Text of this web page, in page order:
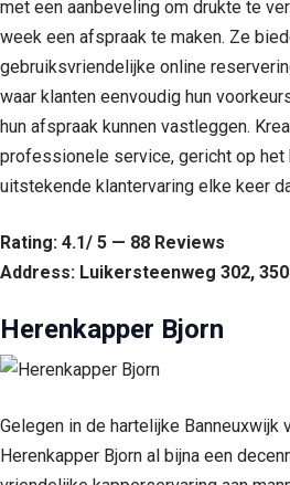
met een aanbeveling om drukte te
week een afspraak te maken. Ze
gebruiksvriendelijke online
waar klanten eenvoudig hun
hun afspraak kunnen vastleggen.
professionele service, gericht op het
uitstekende klantervaring elke keer
Rating: 4.1/ 5 — 88 Reviews
Address: Luikersteenweg 302,
Herenkapper Bjorn
Gelegen in de hartelijke Banneuxwijk
Herenkapper Bjorn al bijna een